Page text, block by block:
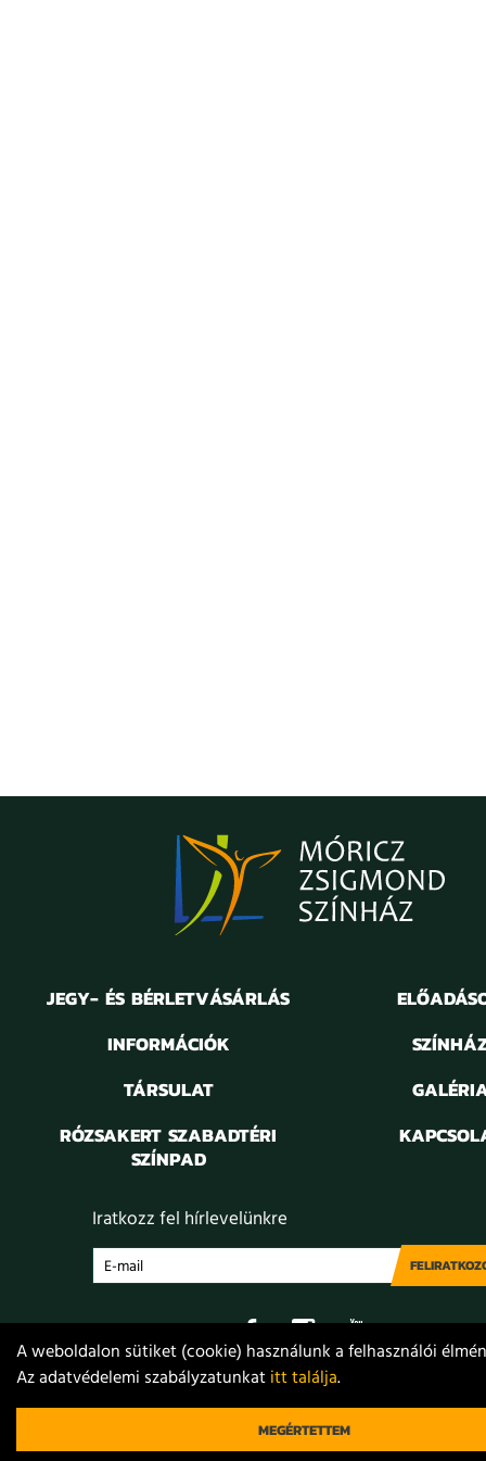
JEGY- ÉS BÉRLETVÁSÁRLÁS
INFORMÁCIÓK
TÁRSULAT
RÓZSAKERT SZABADTÉRI
SZÍNPAD
Iratkozz fel hírlevelünkre
Adatvédelem Jogi nyilatkozat Projektek
© 2021. Móricz Zsigmond Színház
A weboldalon sütiket (cookie) használunk a felhasználói
Az adatvédelemi szabályzatunkatitt találja.
MEGÉRTETTEM